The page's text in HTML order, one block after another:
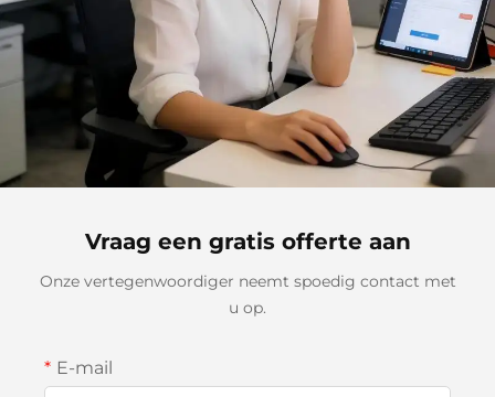
Vraag een gratis offerte aan
Onze vertegenwoordiger neemt spoedig contact met
u op.
E-mail